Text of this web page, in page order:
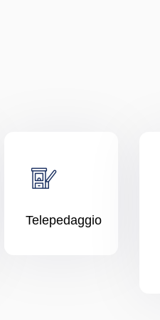
Telepedaggio